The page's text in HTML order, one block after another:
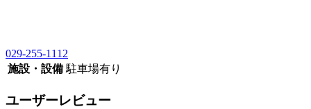
029-255-1112
施設・設備 駐車場有り
ユーザーレビュー